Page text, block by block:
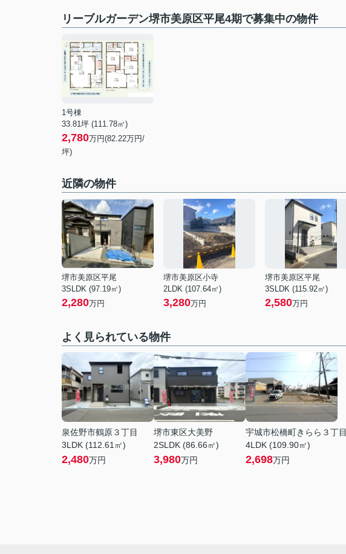
リーブルガーデン堺市美原区平尾4期で募集中の物件
1号棟
33.81坪 (111.78㎡)
2,780万円(82.22万円/
坪)
近隣の物件
堺市美原区平尾
3SLDK (97.19㎡)
2,280万円
堺市美原区小寺
2LDK (107.64㎡)
3,280万円
堺市美原区平尾
3SLDK (115.92㎡)
2,580万円
よく見られている物件
泉佐野市鶴原３丁目
3LDK (112.61㎡)
2,480万円
堺市東区大美野
2SLDK (86.66㎡)
3,980万円
宇城市松橋町きらら３丁目
4LDK (109.90㎡)
2,698万円